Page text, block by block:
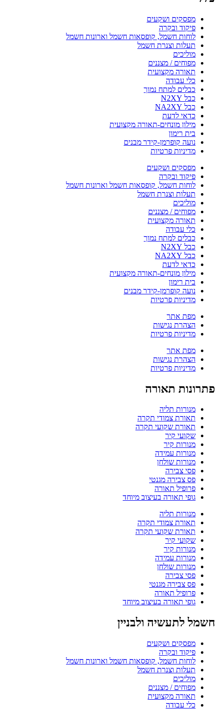
מפסקים ושקעים
פיקוד ובקרה
לוחות חשמל, קופסאות חשמל וארונות חשמל
תעלות וצנרת חשמל
מוליכים
מפוחים / מצננים
תאורה מקצועית
כלי עבודה
כבלים למתח נמוך
כבל N2XY
כבל NA2XY
כדאי לדעת
מילון מונחים-תאורה מקצועית
בית רימון
נועה קופרמן-קידר מבנים
מדיניות פרטיות
מפסקים ושקעים
פיקוד ובקרה
לוחות חשמל, קופסאות חשמל וארונות חשמל
תעלות וצנרת חשמל
מוליכים
מפוחים / מצננים
תאורה מקצועית
כלי עבודה
כבלים למתח נמוך
כבל N2XY
כבל NA2XY
כדאי לדעת
מילון מונחים-תאורה מקצועית
בית רימון
נועה קופרמן-קידר מבנים
מדיניות פרטיות
מפת אתר
הצהרת נגישות
מדיניות פרטיות
מפת אתר
הצהרת נגישות
מדיניות פרטיות
פתרונות תאורה
מנורות תליה
תאורת צמודי תקרה
תאורת שקועי תקרה
שקועי קיר
מנורות קיר
מנורות עמידה
מנורות שולחן
פסי צבירה
פס צבירה מגנטי
פרופיל תאורה
גופי תאורה בעיצוב מיוחד
מנורות תליה
תאורת צמודי תקרה
תאורת שקועי תקרה
שקועי קיר
מנורות קיר
מנורות עמידה
מנורות שולחן
פסי צבירה
פס צבירה מגנטי
פרופיל תאורה
גופי תאורה בעיצוב מיוחד
חשמל לתעשיה ולבניין
מפסקים ושקעים
פיקוד ובקרה
לוחות חשמל, קופסאות חשמל וארונות חשמל
תעלות וצנרת חשמל
מוליכים
מפוחים / מצננים
תאורה מקצועית
כלי עבודה